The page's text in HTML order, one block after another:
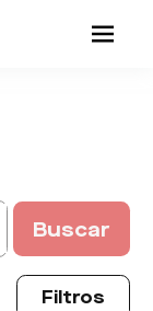
Buscar
Filtros